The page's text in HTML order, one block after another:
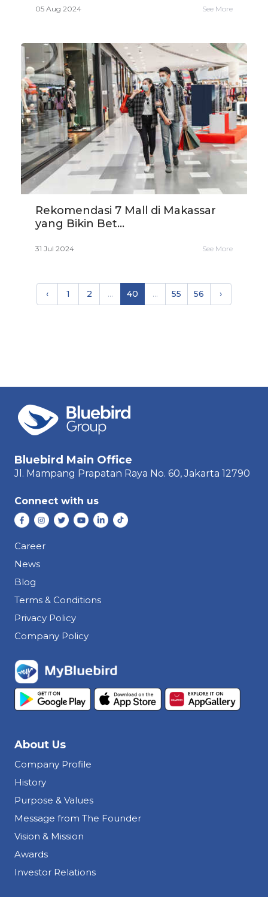
05 Aug 2024 See More
Rekomendasi 7 Mall di Makassar
yang Bikin Bet...
31 Jul 2024 See More
‹ 1 2 ... 40 ... 55 56 ›
Bluebird Main Office
Jl. Mampang Prapatan Raya No. 60,Jakarta 12790
Connect with us
Career
News
Blog
Terms & Conditions
Privacy Policy
Company Policy
About Us
Company Profile
History
Purpose & Values
Message from The Founder
Vision & Mission
Awards
Investor Relations